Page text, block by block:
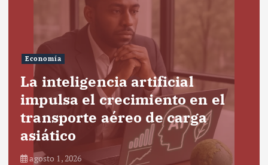
Economía
La inteligencia artificial
impulsa el crecimiento en el
transporte aéreo de carga
asiático
agosto 1, 2026